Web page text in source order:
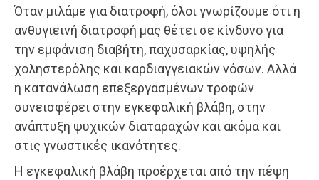
Όταν μιλάμε για διατροφή, όλοι γνωρίζουμε ότι η
ανθυγιεινή διατροφή μας θέτει σε κίνδυνο για
την εμφάνιση διαβήτη, παχυσαρκίας, υψηλής
χοληστερόλης και καρδιαγγειακών νόσων. Αλλά
η κατανάλωση επεξεργασμένων τροφών
συνεισφέρει στην εγκεφαλική βλάβη, στην
ανάπτυξη ψυχικών διαταραχών και ακόμα και
στις γνωστικές ικανότητες.
Η εγκεφαλική βλάβη προέρχεται από την πέψη